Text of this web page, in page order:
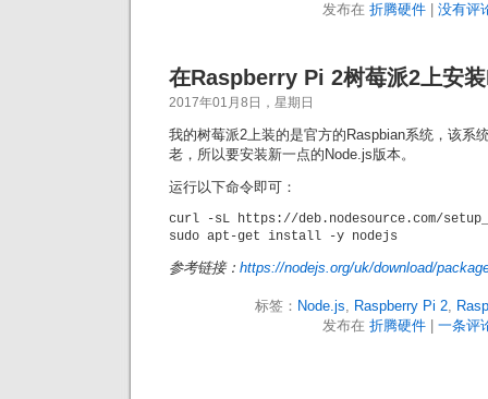
发布在 折腾硬件| 没有评
在Raspberry Pi 2树莓派2上安
2017年01月8日，星期日
我的树莓派2上装的是官方的Raspbian系统，该系
老，所以要安装新一点的Node.js版本。
运行以下命令即可：
curl -sL https://deb.nodesource.com/
参考链接： https://nodejs.org/uk/download/
标签： Node.js, Raspberry Pi 2,
发布在 折腾硬件| 一条评